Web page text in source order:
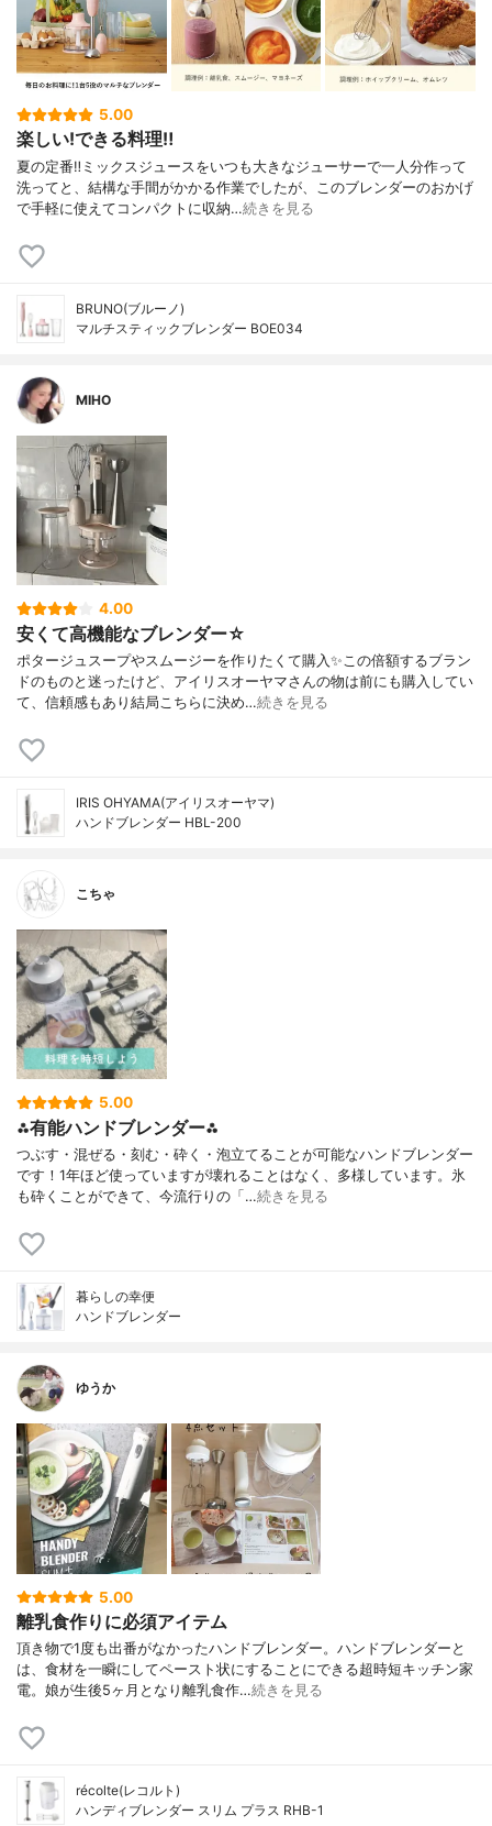
5.00
楽しい!できる料理‼︎
夏の定番‼︎ミックスジュースをいつも大きなジューサーで一人分作って
洗ってと、結構な手間がかかる作業でしたが、このブレンダーのおかげ
で手軽に使えてコンパクトに収納…続きを見る
BRUNO(ブルーノ)
マルチスティックブレンダー BOE034
MIHO
4.00
安くて高機能なブレンダー☆
ポタージュスープやスムージーを作りたくて購入✨この倍額するブラン
ドのものと迷ったけど、アイリスオーヤマさんの物は前にも購入してい
て、信頼感もあり結局こちらに決め…続きを見る
IRIS OHYAMA(アイリスオーヤマ)
ハンドブレンダー HBL-200
こちゃ
5.00
⁂有能ハンドブレンダー⁂
つぶす・混ぜる・刻む・砕く・泡立てることが可能なハンドブレンダー
です！1年ほど使っていますが壊れることはなく、多様しています。氷
も砕くことができて、今流行りの「…続きを見る
暮らしの幸便
ハンドブレンダー
ゆうか
5.00
離乳食作りに必須アイテム
頂き物で1度も出番がなかったハンドブレンダー。ハンドブレンダーと
は、食材を一瞬にしてペースト状にすることにできる超時短キッチン家
電。娘が生後5ヶ月となり離乳食作…続きを見る
récolte(レコルト)
ハンディブレンダー スリム プラス RHB-1